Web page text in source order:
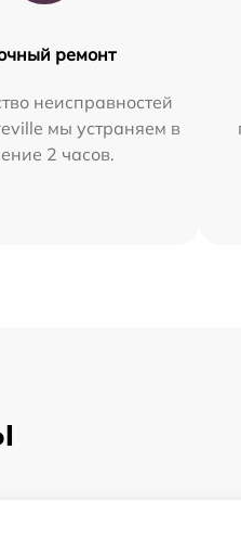
ремонт
неисправностей
мы устраняем в
2 часов.